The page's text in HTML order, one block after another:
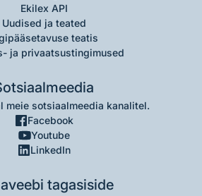
Ekilex API
Uudised ja teated
teatis
ja privaatsustingimused
meie sotsiaalmeedia kanalitel.
Facebook
Youtube
LinkedIn
tagasiside